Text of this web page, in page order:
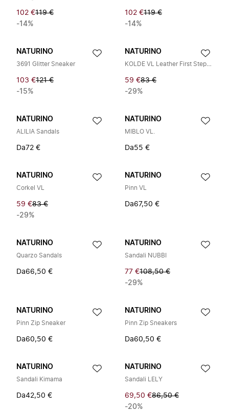
102 €119 €
-14%
102 €119 €
-14%
NATURINO
3691 Glitter Sneaker
103 €121 €
-15%
NATURINO
KOLDE VL Leather First Step Shoes
59 €83 €
-29%
NATURINO
ALILIA Sandals
Da72 €
NATURINO
MIBLO VL.
Da55 €
NATURINO
Corkel VL
59 €83 €
-29%
NATURINO
Pinn VL
Da67,50 €
NATURINO
Quarzo Sandals
Da66,50 €
NATURINO
Sandali NUBBI
77 €108,50 €
-29%
NATURINO
Pinn Zip Sneaker
Da60,50 €
NATURINO
Pinn Zip Sneakers
Da60,50 €
NATURINO
Sandali Kimama
Da42,50 €
NATURINO
Sandali LELY
69,50 €86,50 €
-20%